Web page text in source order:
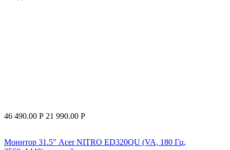
46 490.00 Р 21 990.00 Р
Монитор 31.5" Acer NITRO ED320QU (VA, 180 Гц,